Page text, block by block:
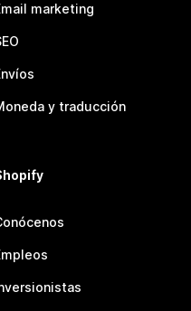
marketing
y traducción